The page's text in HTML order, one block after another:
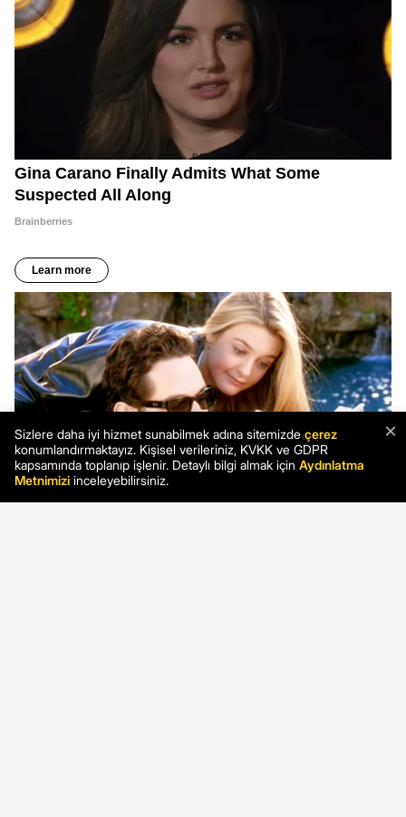
×
Sizlere daha iyi hizmet sunabilmek adına sitemizde çerez
konumlandırmaktayız. Kişisel verileriniz, KVKK ve GDPR
kapsamında toplanıp işlenir. Detaylı bilgi almak için Aydınlatma
Metnimizi inceleyebilirsiniz.